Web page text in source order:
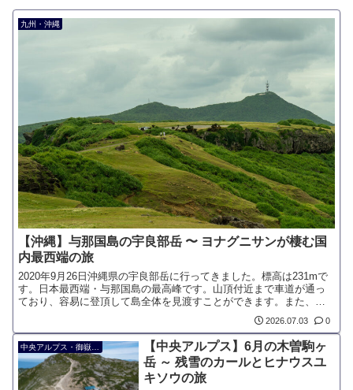
九州・沖縄
【沖縄】与那国島の宇良部岳 〜 ヨナグニサンが棲む国
内最西端の旅
2020年9月26日沖縄県の宇良部岳に行ってきました。標高は231mで
す。日本最西端・与那国島の最高峰です。山頂付近まで車道が通っ
ており、容易に登頂して島全体を見渡すことができます。また、山
麓は世界最大級の蛾「ヨナグニサン」の生息地です。
2026.07.03 0
【中央アルプス】6月の木曽駒ヶ
岳 ～ 残雪のカールとヒナウスユ
キソウの旅